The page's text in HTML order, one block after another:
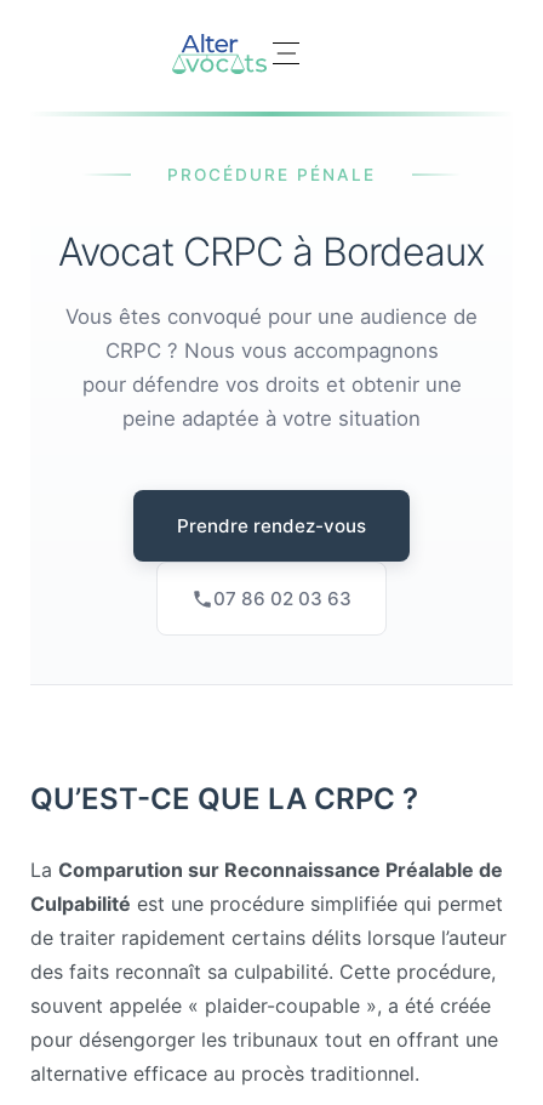
PROCÉDURE PÉNALE
Avocat CRPC à Bordeaux
Vous êtes convoqué pour une audience de
CRPC ? Nous vous accompagnons
pour défendre vos droits et obtenir une
peine adaptée à votre situation
Prendre rendez-vous
07 86 02 03 63
QU’EST-CE QUE LA CRPC ?
La Comparution sur Reconnaissance Préalable de
Culpabilité est une procédure simplifiée qui permet
de traiter rapidement certains délits lorsque l’auteur
des faits reconnaît sa culpabilité. Cette procédure,
souvent appelée « plaider-coupable », a été créée
pour désengorger les tribunaux tout en offrant une
alternative efficace au procès traditionnel.